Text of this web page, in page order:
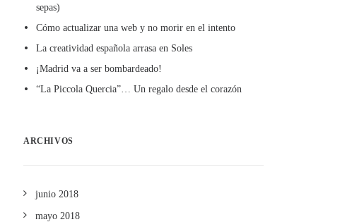
sepas)
Cómo actualizar una web y no morir en el intento
La creatividad española arrasa en Soles
¡Madrid va a ser bombardeado!
“La Piccola Quercia”… Un regalo desde el corazón
ARCHIVOS
junio 2018
mayo 2018